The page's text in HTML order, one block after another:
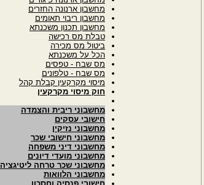
מחשבון ארנונה החזרים
מחשבון ריבוי תאומים
מחשבון תכנון משכנתא
טבלת מס רכישה
ביטול מס מכירה
הכל על משכנתא
מס שבח - טפסים
מס שבח - טלפונים
מיסוי מקרקעין קבלת קהל
חוק מיסוי מקרקעין
מחשבוני ריבית והצמדה
חישובי עסקים
מחשבוני נזיקין
מחשבוני חישובי שכר
מחשבוני דיני משפחה
מחשבוני מועדי דיונים
מחשבוני שכר טרחה ליטיגציה
מחשבוני הלוואות